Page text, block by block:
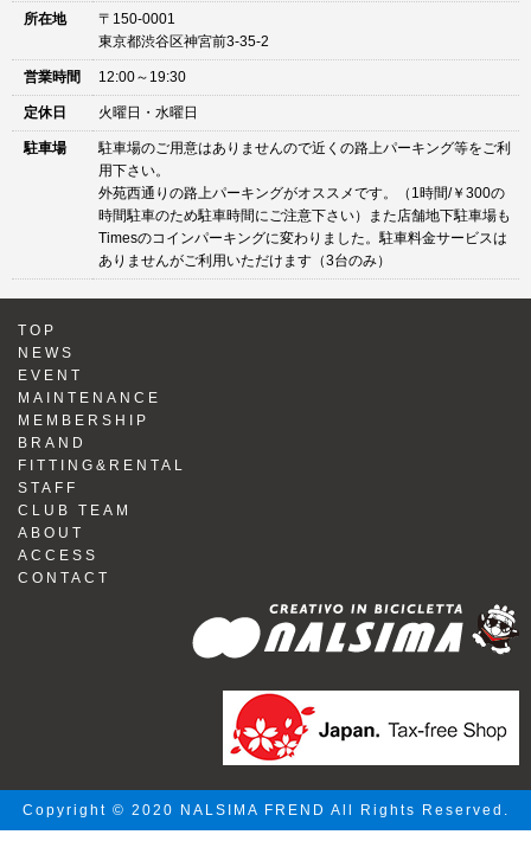
所在地
〒150-0001
東京都渋谷区神宮前3-35-2
営業時間 12:00～19:30
定休日 火曜日・水曜日
駐車場
駐車場のご用意はありませんので近くの路上パーキング等をご利
用下さい。
外苑西通りの路上パーキングがオススメです。（1時間/￥300の
時間駐車のため駐車時間にご注意下さい）また店舗地下駐車場も
Timesのコインパーキングに変わりました。駐車料金サービスは
ありませんがご利用いただけます（3台のみ）
TOP
NEWS
EVENT
MAINTENANCE
MEMBERSHIP
BRAND
FITTING&RENTAL
STAFF
CLUB TEAM
ABOUT
ACCESS
CONTACT
Copyright © 2020 NALSIMA FREND All Rights Reserved.